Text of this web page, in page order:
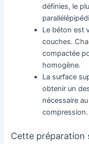
définies, le
Le béton est
couches.
compactée
homogène.
La surface
obtenir un
nécessaire
compression.
Cette préparation